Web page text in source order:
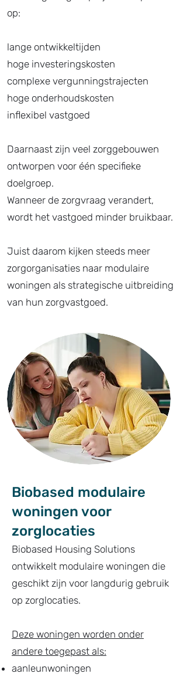
op:
lange ontwikkeltijden
hoge investeringskosten
complexe vergunningstrajecten
hoge onderhoudskosten
inflexibel vastgoed
Daarnaast zijn veel zorggebouwen
ontworpen voor één specifieke
doelgroep.
Wanneer de zorgvraag verandert,
wordt het vastgoed minder bruikbaar.
Juist daarom kijken steeds meer
zorgorganisaties naar modulaire
woningen als strategische uitbreiding
van hun zorgvastgoed.
Biobased modulaire
woningen voor
zorglocaties
Biobased Housing Solutions
ontwikkelt modulaire woningen die
geschikt zijn voor langdurig gebruik
op zorglocaties.
Deze woningen worden onder
andere toegepast als:
aanleunwoningen